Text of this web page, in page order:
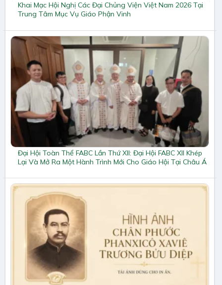
Khai Mạc Hội Nghị Các Đại Chủng Viện Việt Nam 2026 Tại
Trung Tâm Mục Vụ Giáo Phận Vinh
Đại Hội Toàn Thể FABC Lần Thứ XII: Đại Hội FABC XII Khép
Lại Và Mở Ra Một Hành Trình Mới Cho Giáo Hội Tại Châu Á